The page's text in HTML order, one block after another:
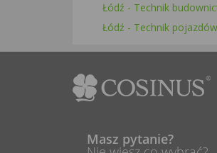
Łódź - Technik
Łódź - Technik
Masz pytanie?